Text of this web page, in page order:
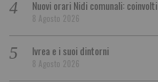
Nuovi orari Nidi comunali:
8 Agosto 2026
Ivrea e i suoi dintorni
8 Agosto 2026